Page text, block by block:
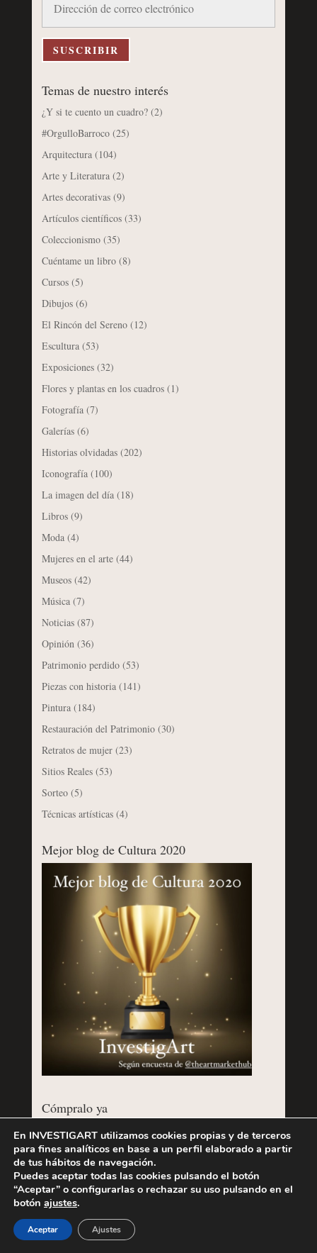
correo
electrónico
SUSCRIBIR
Temas de nuestro interés
¿Y si te cuento un cuadro?(2)
#OrgulloBarroco(25)
Arquitectura(104)
Arte y Literatura(2)
Artes decorativas(9)
Artículos científicos(33)
Coleccionismo(35)
Cuéntame un libro(8)
Cursos(5)
Dibujos(6)
El Rincón del Sereno(12)
Escultura(53)
Exposiciones(32)
Flores y plantas en los cuadros(1)
Fotografía(7)
Galerías(6)
Historias olvidadas(202)
Iconografía(100)
La imagen del día(18)
Libros(9)
Moda(4)
Mujeres en el arte(44)
Museos(42)
Música(7)
Noticias(87)
Opinión(36)
Patrimonio perdido(53)
Piezas con historia(141)
Pintura(184)
Restauración del Patrimonio(30)
Retratos de mujer(23)
Sitios Reales(53)
Sorteo(5)
Técnicas artísticas(4)
Mejor blog de Cultura 2020
Cómpralo ya
En INVESTIGART utilizamos cookies propias y de terceros
para fines analíticos en base a un perfil elaborado a partir
de tus hábitos de navegación.
Puedes aceptar todas las cookies pulsando el botón
“Aceptar” o configurarlas o rechazar su uso pulsando en el
botón ajustes.
Aceptar Ajustes